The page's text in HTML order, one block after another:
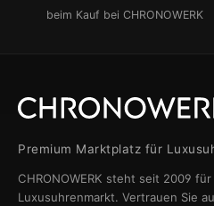
beim Kauf bei CHRONOWERK
Premium Marktplatz für
CHRONOWERK steht seit 2009
Luxusuhrenmarkt. Vertrauen Sie